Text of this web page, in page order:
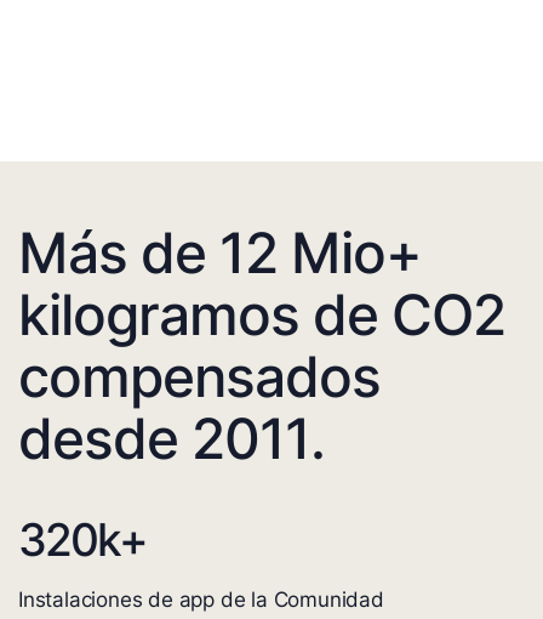
Más de 12 Mio+
kilogramos de CO2
compensados
desde 2011.
320k+
Instalaciones de app de la Comunidad